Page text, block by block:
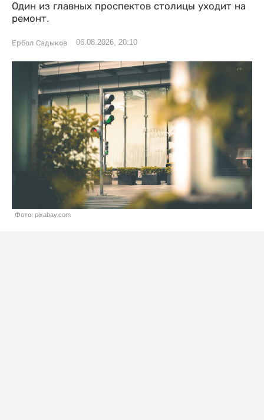
Один из главных проспектов столицы уходит на
ремонт.
Ербол Садыков 06.08.2026, 20:10
Фото: pixabay.com